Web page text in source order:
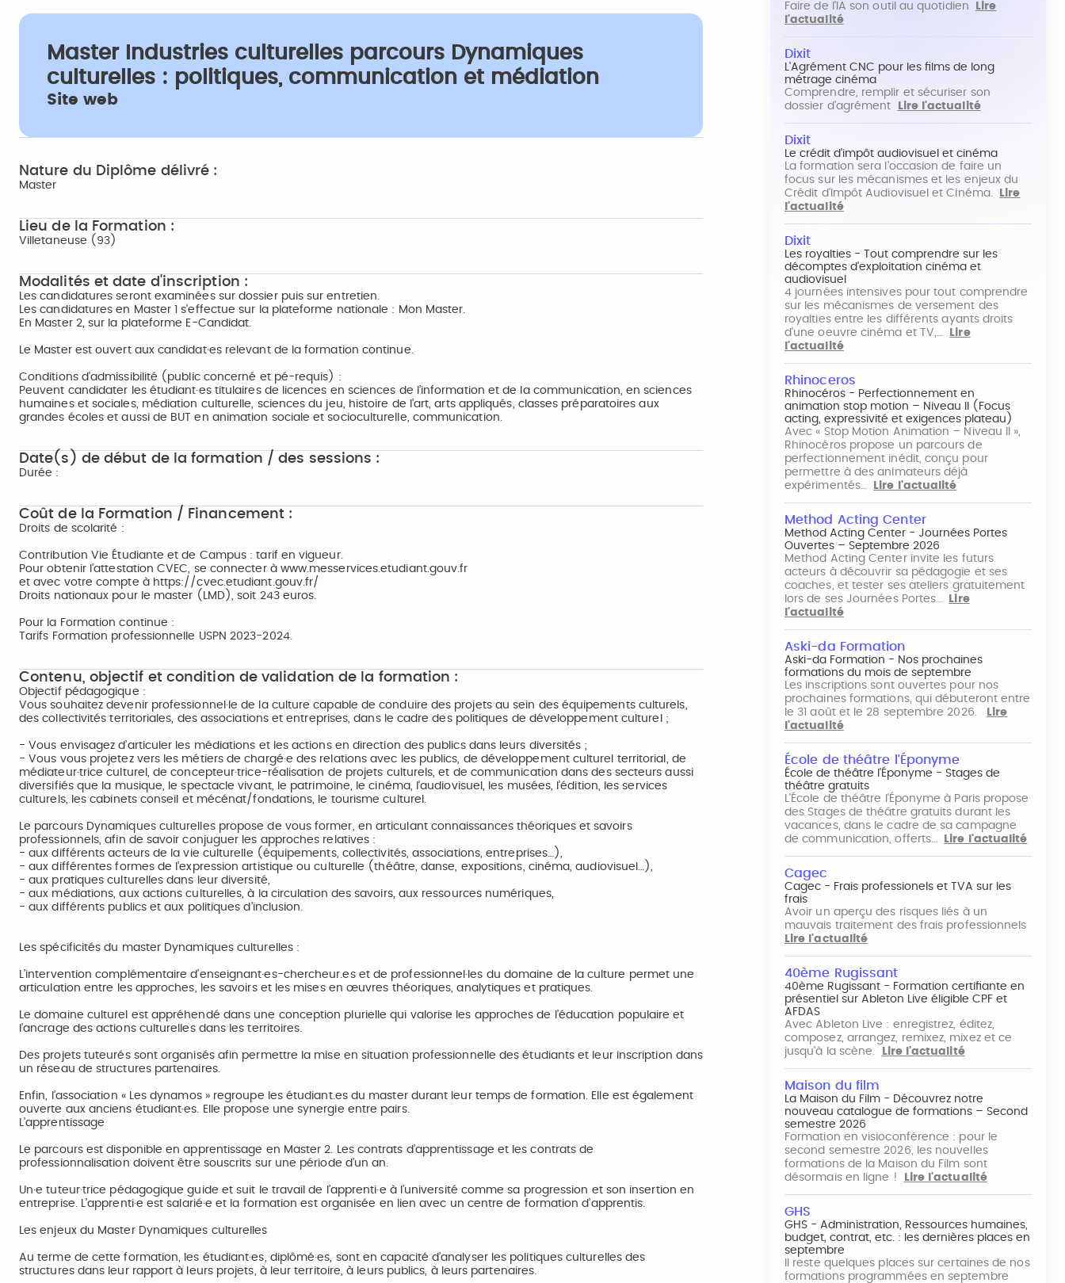
Master Industries culturelles parcours Dynamiques
culturelles : politiques, communication et médiation
Site web
Nature du Diplôme délivré :
Master
Lieu de la Formation :
Villetaneuse (93)
Modalités et date d'inscription :
Les candidatures seront examinées sur dossier puis sur entretien.
Les candidatures en Master 1 s'effectue sur la plateforme nationale : Mon Master.
En Master 2, sur la plateforme E-Candidat.
Le Master est ouvert aux candidat·es relevant de la formation continue.
Conditions d'admissibilité (public concerné et pé-requis) :
Peuvent candidater les étudiant·es titulaires de licences en sciences de l’information et de la communication, en sciences
humaines et sociales, médiation culturelle, sciences du jeu, histoire de l’art, arts appliqués, classes préparatoires aux
grandes écoles et aussi de BUT en animation sociale et socioculturelle, communication.
Date(s) de début de la formation / des sessions :
Durée :
Coût de la Formation / Financement :
Droits de scolarité :
Contribution Vie Étudiante et de Campus : tarif en vigueur.
Pour obtenir l’attestation CVEC, se connecter à www.messervices.etudiant.gouv.fr
et avec votre compte à https://cvec.etudiant.gouv.fr/
Droits nationaux pour le master (LMD), soit 243 euros.
Pour la Formation continue :
Tarifs Formation professionnelle USPN 2023-2024.
Contenu, objectif et condition de validation de la formation :
Objectif pédagogique :
Vous souhaitez devenir professionnel·le de la culture capable de conduire des projets au sein des équipements culturels,
des collectivités territoriales, des associations et entreprises, dans le cadre des politiques de développement culturel ;
- Vous envisagez d’articuler les médiations et les actions en direction des publics dans leurs diversités ;
- Vous vous projetez vers les métiers de chargé·e des relations avec les publics, de développement culturel territorial, de
médiateur·trice culturel, de concepteur·trice-réalisation de projets culturels, et de communication dans des secteurs aussi
diversifiés que la musique, le spectacle vivant, le patrimoine, le cinéma, l’audiovisuel, les musées, l’édition, les services
culturels, les cabinets conseil et mécénat/fondations, le tourisme culturel.
Le parcours Dynamiques culturelles propose de vous former, en articulant connaissances théoriques et savoirs
professionnels, afin de savoir conjuguer les approches relatives :
- aux différents acteurs de la vie culturelle (équipements, collectivités, associations, entreprises…),
- aux différentes formes de l’expression artistique ou culturelle (théâtre, danse, expositions, cinéma, audiovisuel…),
- aux pratiques culturelles dans leur diversité,
- aux médiations, aux actions culturelles, à la circulation des savoirs, aux ressources numériques,
- aux différents publics et aux politiques d’inclusion.
Les spécificités du master Dynamiques culturelles :
L’intervention complémentaire d’enseignant·es-chercheur.es et de professionnel·les du domaine de la culture permet une
articulation entre les approches, les savoirs et les mises en œuvres théoriques, analytiques et pratiques.
Le domaine culturel est appréhendé dans une conception plurielle qui valorise les approches de l’éducation populaire et
l’ancrage des actions culturelles dans les territoires.
Des projets tuteurés sont organisés afin permettre la mise en situation professionnelle des étudiants et leur inscription dans
un réseau de structures partenaires.
Enfin, l’association « Les dynamos » regroupe les étudiant.es du master durant leur temps de formation. Elle est également
ouverte aux anciens étudiant·es. Elle propose une synergie entre pairs.
L’apprentissage
Le parcours est disponible en apprentissage en Master 2. Les contrats d’apprentissage et les contrats de
professionnalisation doivent être souscrits sur une période d’un an.
Un·e tuteur·trice pédagogique guide et suit le travail de l’apprenti·e à l’université comme sa progression et son insertion en
entreprise. L’apprenti·e est salarié·e et la formation est organisée en lien avec un centre de formation d’apprentis.
Les enjeux du Master Dynamiques culturelles
Au terme de cette formation, les étudiant·es, diplômé·es, sont en capacité d’analyser les politiques culturelles des
structures dans leur rapport à leurs projets, à leur territoire, à leurs publics, à leurs partenaires.
Faire de l'IA son outil au quotidien
Lire
l'actualité
Dixit
L'Agrément CNC pour les films de long
métrage cinéma
Comprendre, remplir et sécuriser son
dossier d'agrément
Lire l'actualité
Dixit
Le crédit d'impôt audiovisuel et cinéma
La formation sera l'occasion de faire un
focus sur les mécanismes et les enjeux du
Crédit d'Impôt Audiovisuel et Cinéma.
Lire
l'actualité
Dixit
Les royalties - Tout comprendre sur les
décomptes d'exploitation cinéma et
audiovisuel
4 journées intensives pour tout comprendre
sur les mécanismes de versement des
royalties entre les différents ayants droits
d'une oeuvre cinéma et TV,…
Lire
l'actualité
Rhinoceros
Rhinocéros - Perfectionnement en
animation stop motion – Niveau II (Focus
acting, expressivité et exigences plateau)
Avec « Stop Motion Animation – Niveau II »,
Rhinocéros propose un parcours de
perfectionnement inédit, conçu pour
permettre à des animateurs déjà
expérimentés…
Lire l'actualité
Method Acting Center
Method Acting Center - Journées Portes
Ouvertes – Septembre 2026
Method Acting Center invite les futurs
acteurs à découvrir sa pédagogie et ses
coaches, et tester ses ateliers gratuitement
lors de ses Journées Portes…
Lire
l'actualité
Aski-da Formation
Aski-da Formation - Nos prochaines
formations du mois de septembre
Les inscriptions sont ouvertes pour nos
prochaines formations, qui débuteront entre
le 31 août et le 28 septembre 2026.
Lire
l'actualité
École de théâtre l'Éponyme
École de théâtre l'Éponyme - Stages de
théâtre gratuits
L'École de théâtre l'Éponyme à Paris propose
des Stages de théâtre gratuits durant les
vacances, dans le cadre de sa campagne
de communication, offerts…
Lire l'actualité
Cagec
Cagec - Frais professionels et TVA sur les
frais
Avoir un aperçu des risques liés à un
mauvais traitement des frais professionnels
Lire l'actualité
40ème Rugissant
40ème Rugissant - Formation certifiante en
présentiel sur Ableton Live éligible CPF et
AFDAS
Avec Ableton Live : enregistrez, éditez,
composez, arrangez, remixez, mixez et ce
jusqu'à la scène.
Lire l'actualité
Maison du film
La Maison du Film - Découvrez notre
nouveau catalogue de formations – Second
semestre 2026
Formation en visioconférence : pour le
second semestre 2026, les nouvelles
formations de la Maison du Film sont
désormais en ligne !
Lire l'actualité
GHS
GHS - Administration, Ressources humaines,
budget, contrat, etc. : les dernières places en
septembre
Il reste quelques places sur certaines de nos
formations programmées en septembre